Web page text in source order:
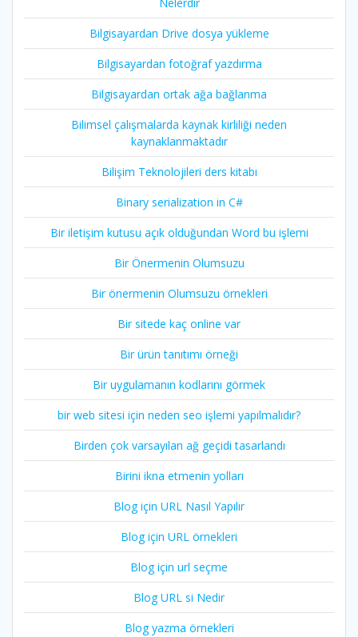
Bilgisayardan Drive dosya yükleme
Bilgisayardan fotoğraf yazdırma
Bilgisayardan ortak ağa bağlanma
Bilimsel çalışmalarda kaynak kirliliği neden
kaynaklanmaktadır
Bilişim Teknolojileri ders kitabı
Binary serialization in C#
Bir iletişim kutusu açık olduğundan Word bu işlemi
Bir Önermenin Olumsuzu
Bir önermenin Olumsuzu örnekleri
Bir sitede kaç online var
Bir ürün tanıtımı örneği
Bir uygulamanın kodlarını görmek
bir web sitesi için neden seo işlemi yapılmalıdır?
Birden çok varsayılan ağ geçidi tasarlandı
Birini ikna etmenin yolları
Blog için URL Nasıl Yapılır
Blog için URL örnekleri
Blog için url seçme
Blog URL si Nedir
Blog yazma örnekleri